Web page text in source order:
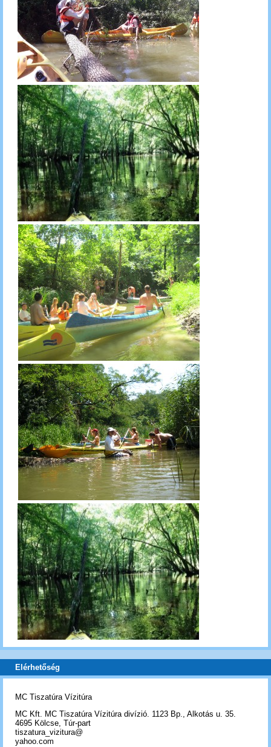
Elérhetőség
MC Tiszatúra Vízitúra
MC Kft. MC Tiszatúra Vízitúra divízió. 1123 Bp., Alkotás u. 35.
4695 Kölcse, Túr-part
tiszatura_vizitura@
yahoo.com